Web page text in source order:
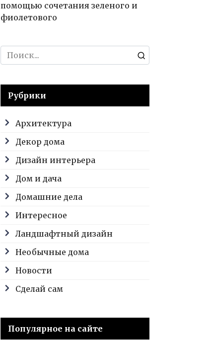
помощью сочетания зеленого и
фиолетового
Search
for:
Рубрики
Архитектура
Декор дома
Дизайн интерьера
Дом и дача
Домашние дела
Интересное
Ландшафтный дизайн
Необычные дома
Новости
Сделай сам
Популярное на сайте